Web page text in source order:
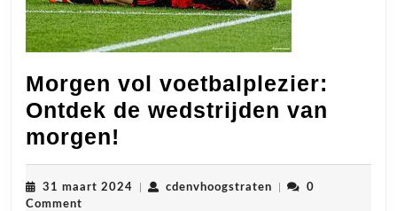
Morgen vol voetbalplezier:
Ontdek de wedstrijden van
morgen!
vol
voetbalplezier:
31 maart 2024 31
cdenvhoogstratencdenvhoogstraten
0
Comment